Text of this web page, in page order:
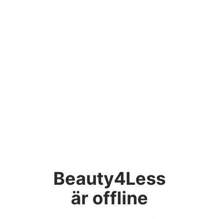
Beauty4Less
är offline